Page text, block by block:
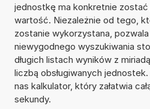
jednostkę ma konkretnie
wartość. Niezależnie od tego,
zostanie wykorzystana,
niewygodnego wyszukiwania
długich listach wyników z
liczbą obsługiwanych
nas kalkulator, który załatwia
sekundy.